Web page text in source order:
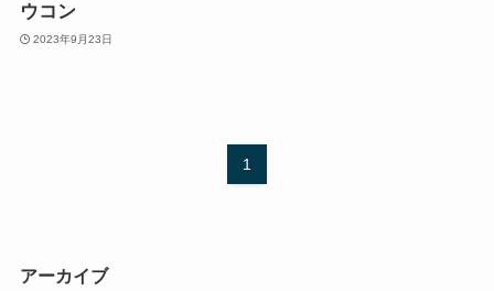
ウコン
2023年9月23日
1
アーカイブ